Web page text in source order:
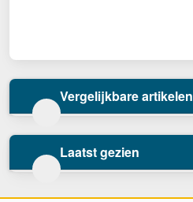
Vergelijkbare artikelen
Laatst gezien